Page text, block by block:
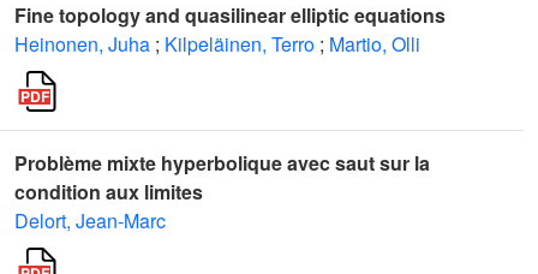
Fine topology and quasilinear elliptic equations
Heinonen, Juha ; Kilpeläinen, Terro ; Martio, Olli
Problème mixte hyperbolique avec saut sur la
condition aux limites
Delort, Jean-Marc